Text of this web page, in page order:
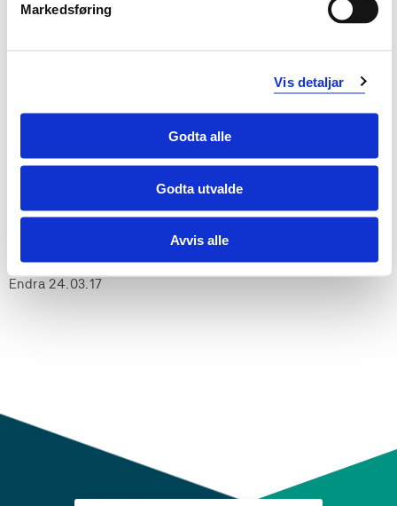
Markedsføring
Vis detaljar
Godta alle
Godta utvalde
Avvis alle
Endra 24.03.17